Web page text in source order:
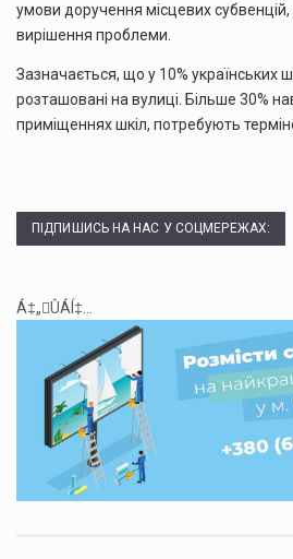
умови доручення місцевих
вирішення проблеми.
Зазначається, що у 10% українських
розташовані на вулиці. Більше 30%
приміщеннях шкіл, потребують
ПІДПИШИСЬ НА НАС У СОЦМЕРЕЖАХ:
Á‡„ÛÁÍ‡...